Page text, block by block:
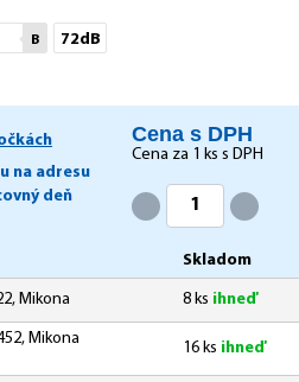
B 72dB
na adresu
deň
Cena s DPH
Cena za 1ks s DPH
Skladom
Mikona 8 ks ihneď
Mikona
16 ks ihneď